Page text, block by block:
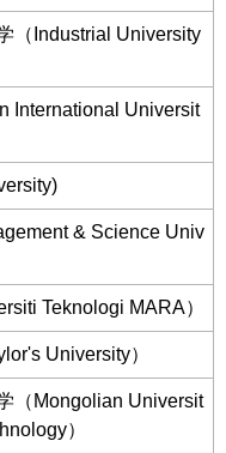
（Industrial University
International Universit
& Science Univ
Teknologi MARA）
University）
（Mongolian Universit
）